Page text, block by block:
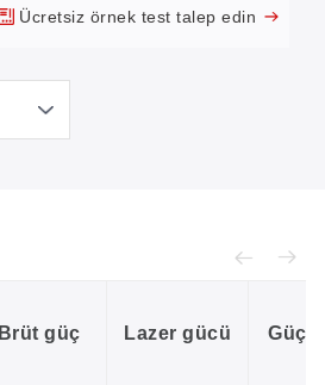
Ücretsiz örnek test talep edin
Brüt güç Lazer gücü Güç